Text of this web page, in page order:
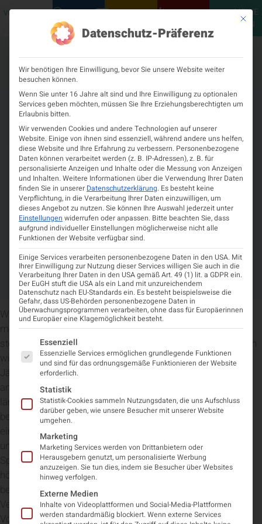
VERANSTALTUNGENPODCASTS NEUROLOGISCH KONTAKT
MEINE
ÖGN
Welt-Alzheimertag am
21.09.2020
Mai 21, 2024 11:32 a.m.
NEUROLOGEN FORDERN
BESSERE ZUSAMMENARBEIT
MIT DEN PRAKTISCHEN ÄRZTEN
UND LANGFRISTIGE
UNTERSUCHUNGEN ÜBER
AUSWIRKUNGEN DER COVID-19
PANDEMIE.
Wien, 18.09.2020 – „Medizinische Errungenschaften und
mehr ausgewogene Lebensweisen führ(t)en zu einer
stetigen Steigerung unserer Lebenserwartung. In Österreich
wird in den nächsten 10-15 Jahren der Anteil der über 60-
Jährigen von 24% auf 37% an der Gesamtbevölkerung
anwachsen. Neben der Freude über unser zunehmend
längeres Leben, müssen wir (die Gesellschaft, aber
besonders auch jede/r individuell) aber auch die Chance
eines langen Lebens, verbunden mit Älterwerden, ergreifen
und uns darauf vorbereiten. Gesundheitsvorsorge, im
Speziellen Prävention von Erkrankungen, die häufiger im
höheren Erwachsenalter auftreten können, wie
beispielsweise neurodegenerative Erkrankungen, in
Verbindung mit körperlicher Fitness sind dabei wichtige
Vorgehensweisen,“ so der Präsident der Österreichischen
Mit
Datenschutz-Präferenz
Wir benötigen Ihre Einwilligung, bevor Sie unsere Website weiter
besuchen können.
Wenn Sie unter 16 Jahre alt sind und Ihre Einwilligung zu optionalen
Services geben möchten, müssen Sie Ihre Erziehungsberechtigten um
Erlaubnis bitten.
Wir verwenden Cookies und andere Technologien auf unserer
Website. Einige von ihnen sind essenziell, während andere uns helfen,
diese Website und Ihre Erfahrung zu verbessern. Personenbezogene
Daten können verarbeitet werden (z. B. IP-Adressen), z. B. für
personalisierte Anzeigen und Inhalte oder die Messung von Anzeigen
und Inhalten.Weitere Informationen über die Verwendung Ihrer Daten
finden Sie in unserer Datenschutzerklärung. Es besteht keine
Verpflichtung, in die Verarbeitung Ihrer Daten einzuwilligen, um
dieses Angebot zu nutzen.Sie können Ihre Auswahl jederzeit unter
Einstellungen widerrufen oder anpassen. Bitte beachten Sie, dass
aufgrund individueller Einstellungen möglicherweise nicht alle
Funktionen der Website verfügbar sind.
Einige Services verarbeiten personenbezogene Daten in den USA. Mit
Ihrer Einwilligung zur Nutzung dieser Services willigen Sie auch in die
Verarbeitung Ihrer Daten in den USA gemäß Art. 49 (1) lit. a GDPR ein.
Der EuGH stuft die USA als ein Land mit unzureichendem
Datenschutz nach EU-Standards ein. Es besteht beispielsweise die
Gefahr, dass US-Behörden personenbezogene Daten in
Überwachungsprogrammen verarbeiten, ohne dass für Europäerinnen
und Europäer eine Klagemöglichkeit besteht.
Es folgt eine Liste der Service-Gruppen, für die eine
Essenziell
Essenzielle Services ermöglichen grundlegende Funktionen
und sind für das ordnungsgemäße Funktionieren der Website
erforderlich.
Statistik
Statistik-Cookies sammeln Nutzungsdaten, die uns Aufschluss
darüber geben, wie unsere Besucher mit unserer Website
umgehen.
Marketing
Marketing Services werden von Drittanbietern oder
Herausgebern genutzt, um personalisierte Werbung
anzuzeigen. Sie tun dies, indem sie Besucher über Websites
hinweg verfolgen.
Externe Medien
Inhalte von Videoplattformen und Social-Media-Plattformen
werden standardmäßig blockiert. Wenn externe Services